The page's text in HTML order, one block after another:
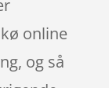
online
og så